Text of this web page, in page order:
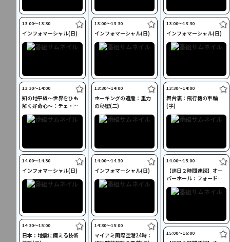
13:00〜13:30
インフォマーシャル(日)
13:30〜14:00
知の地平線～世界をひも
解く好奇心～：チェ・ゲ
バラの真実／他(二)
14:00〜14:30
インフォマーシャル(日)
14:30〜15:00
日本：地震に備える技術
13:00〜13:30
インフォマーシャル(日)
13:30〜14:00
ホーキングの遺産：重力
の秘密(二)
14:00〜14:30
インフォマーシャル(日)
14:30〜15:00
マイアミ国際空港24時：
13:00〜13:30
インフォマーシャル(日)
13:30〜14:00
舞台裏：飛行機の車輪
(字)
14:00〜15:00
【連日２時間連続】オー
バーホール：フォード・
カスタムライン(二)
15:00〜16:00